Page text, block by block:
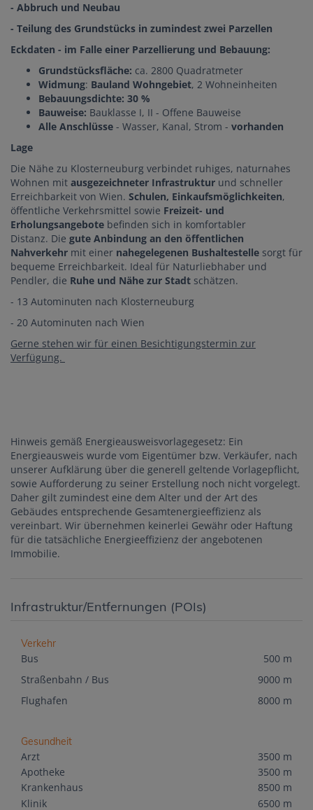
- Abbruch und Neubau
- Teilung des Grundstücks in zumindest zwei Parzellen
Eckdaten - im Falle einer Parzellierung und Bebauung:
Grundstücksfläche: ca. 2800 Quadratmeter
Widmung: Bauland Wohngebiet, 2 Wohneinheiten
Bebauungsdichte: 30 %
Bauweise: Bauklasse I, II - Offene Bauweise
Alle Anschlüsse - Wasser, Kanal, Strom - vorhanden
Lage
Die Nähe zu Klosterneuburg verbindet ruhiges, naturnahes
Wohnen mit ausgezeichneter Infrastruktur und schneller
Erreichbarkeit von Wien. Schulen, Einkaufsmöglichkeiten,
öffentliche Verkehrsmittel sowie Freizeit- und
Erholungsangebote befinden sich in komfortabler
Distanz. Die gute Anbindung an den öffentlichen
Nahverkehr mit einer nahegelegenen Bushaltestelle sorgt für
bequeme Erreichbarkeit. Ideal für Naturliebhaber und
Pendler, die Ruhe und Nähe zur Stadt schätzen.
- 13 Autominuten nach Klosterneuburg
- 20 Autominuten nach Wien
Gerne stehen wir für einen Besichtigungstermin zur
Verfügung.
Hinweis gemäß Energieausweisvorlagegesetz: Ein
Energieausweis wurde vom Eigentümer bzw. Verkäufer, nach
unserer Aufklärung über die generell geltende Vorlagepflicht,
sowie Aufforderung zu seiner Erstellung noch nicht vorgelegt.
Daher gilt zumindest eine dem Alter und der Art des
Gebäudes entsprechende Gesamtenergieeffizienz als
vereinbart. Wir übernehmen keinerlei Gewähr oder Haftung
für die tatsächliche Energieeffizienz der angebotenen
Immobilie.
Infrastruktur/Entfernungen (POIs)
Verkehr
Bus
500 m
Straßenbahn / Bus
9000 m
Flughafen
8000 m
Gesundheit
Arzt
3500 m
Apotheke
3500 m
Krankenhaus
8500 m
Klinik
6500 m